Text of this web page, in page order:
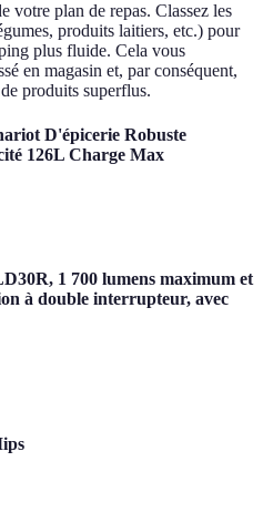
votre plan de repas. Classez les
produits laitiers, etc.) pour
plus fluide. Cela vous
en magasin et, par conséquent,
produits superflus.
D'épicerie Robuste
126L Charge Max
1 700 lumens maximum et
à double interrupteur, avec